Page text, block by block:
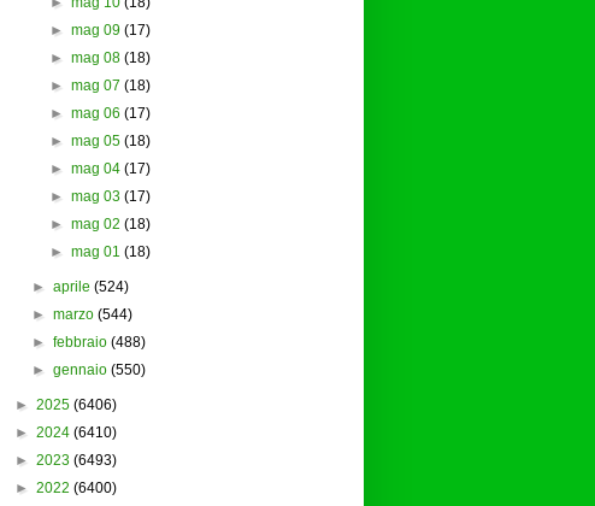
► mag 09 (17)
► mag 08 (18)
► mag 07 (18)
► mag 06 (17)
► mag 05 (18)
► mag 04 (17)
► mag 03 (17)
► mag 02 (18)
► mag 01 (18)
►aprile (524)
►marzo (544)
►febbraio (488)
►gennaio (550)
► 2025 (6406)
► 2024 (6410)
► 2023 (6493)
► 2022 (6400)